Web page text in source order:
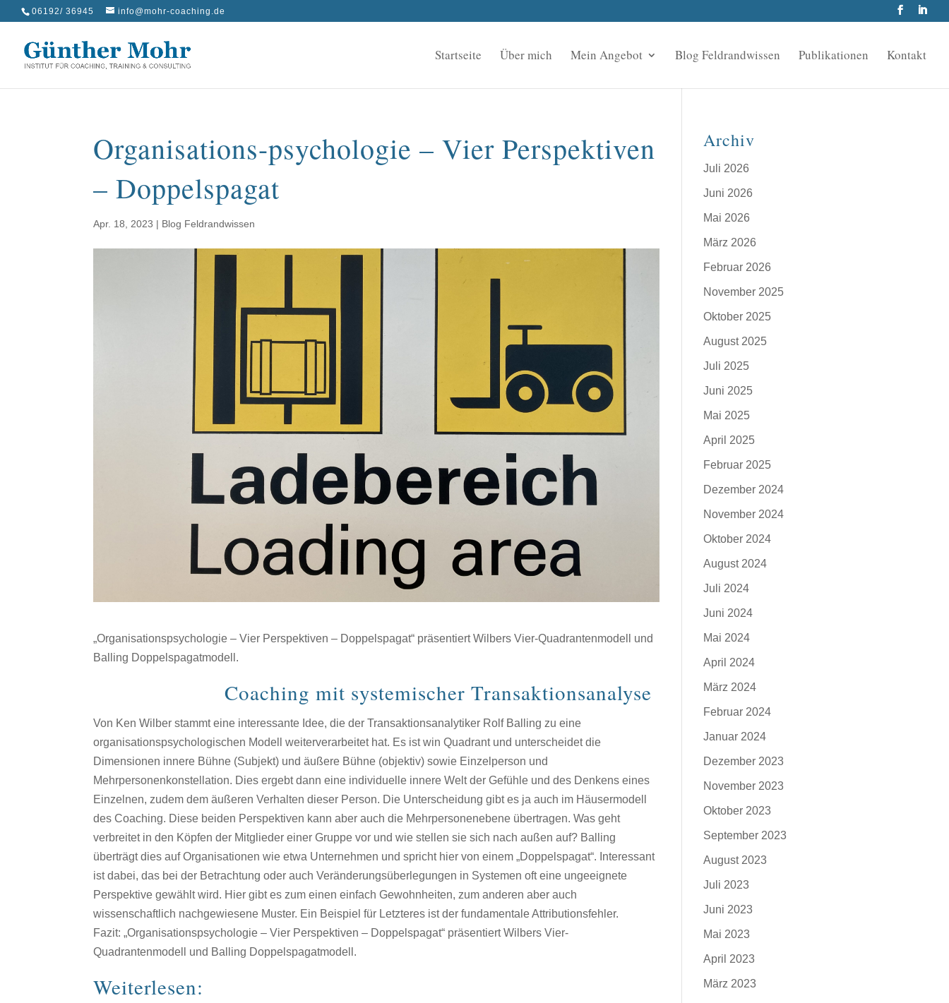
06192/ 36945 info@mohr-coaching.de
Startseite Über mich Mein Angebot Blog Feldrandwissen Publikationen Kontakt
Organisations-psychologie – Vier Perspektiven
– Doppelspagat
Apr. 18, 2023 | Blog Feldrandwissen
„Organisationspsychologie – Vier Perspektiven – Doppelspagat“ präsentiert Wilbers Vier-Quadrantenmodell und
Balling Doppelspagatmodell.
Coaching mit systemischer Transaktionsanalyse
Von Ken Wilber stammt eine interessante Idee, die der Transaktionsanalytiker Rolf Balling zu eine
organisationspsychologischen Modell weiterverarbeitet hat. Es ist win Quadrant und unterscheidet die
Dimensionen innere Bühne (Subjekt) und äußere Bühne (objektiv) sowie Einzelperson und
Mehrpersonenkonstellation. Dies ergebt dann eine individuelle innere Welt der Gefühle und des Denkens eines
Einzelnen, zudem dem äußeren Verhalten dieser Person. Die Unterscheidung gibt es ja auch im Häusermodell
des Coaching. Diese beiden Perspektiven kann aber auch die Mehrpersonenebene übertragen. Was geht
verbreitet in den Köpfen der Mitglieder einer Gruppe vor und wie stellen sie sich nach außen auf? Balling
überträgt dies auf Organisationen wie etwa Unternehmen und spricht hier von einem „Doppelspagat“. Interessant
ist dabei, das bei der Betrachtung oder auch Veränderungsüberlegungen in Systemen oft eine ungeeignete
Perspektive gewählt wird. Hier gibt es zum einen einfach Gewohnheiten, zum anderen aber auch
wissenschaftlich nachgewiesene Muster. Ein Beispiel für Letzteres ist der fundamentale Attributionsfehler.
Fazit: „Organisationspsychologie – Vier Perspektiven – Doppelspagat“ präsentiert Wilbers Vier-
Quadrantenmodell und Balling Doppelspagatmodell.
Weiterlesen:
Archiv
Juli 2026
Juni 2026
Mai 2026
März 2026
Februar 2026
November 2025
Oktober 2025
August 2025
Juli 2025
Juni 2025
Mai 2025
April 2025
Februar 2025
Dezember 2024
November 2024
Oktober 2024
August 2024
Juli 2024
Juni 2024
Mai 2024
April 2024
März 2024
Februar 2024
Januar 2024
Dezember 2023
November 2023
Oktober 2023
September 2023
August 2023
Juli 2023
Juni 2023
Mai 2023
April 2023
März 2023